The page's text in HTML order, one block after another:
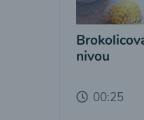
nivou
00:25